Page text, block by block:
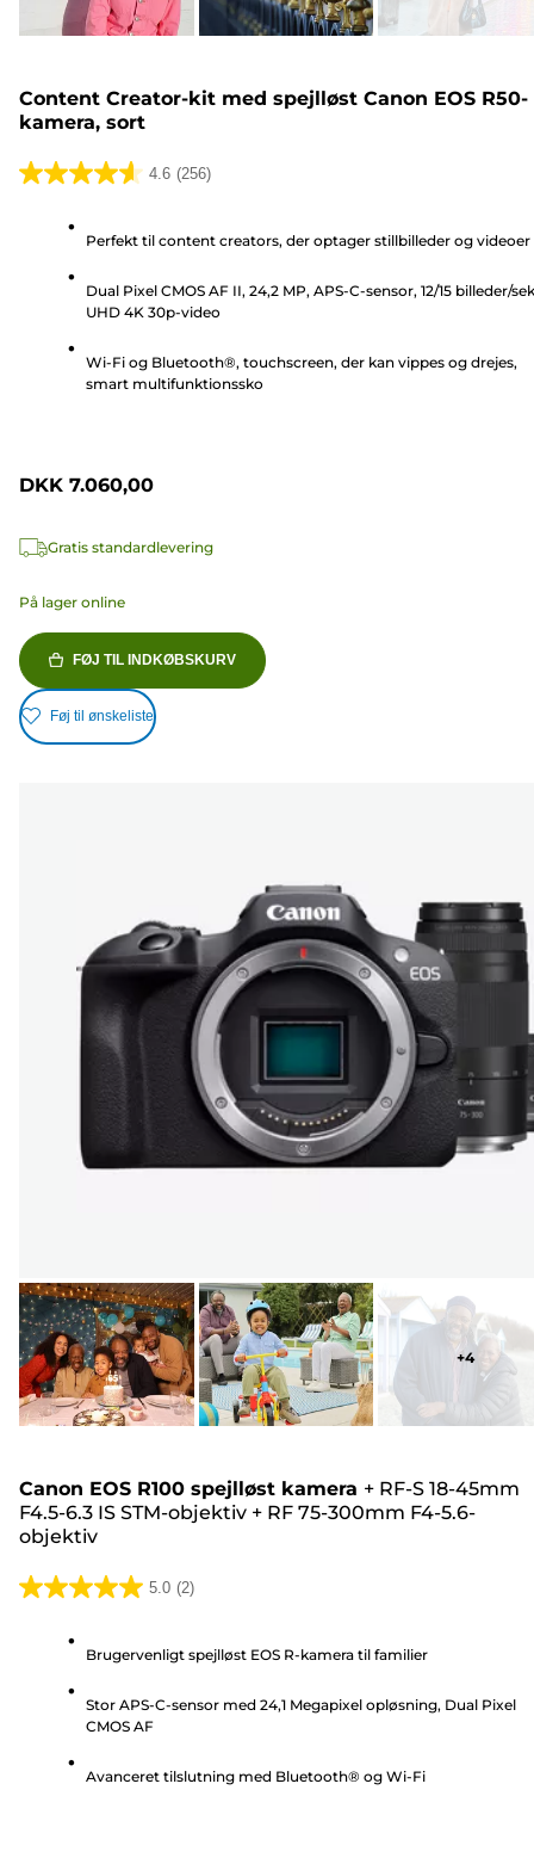
Content Creator-kit med spejlløst Canon EOS R50-
kamera, sort
4.6 (256)
4.6
stjerner.
anmeldelser
Perfekt til content creators, der optager stillbilleder og videoer
Dual Pixel CMOS AF II, 24,2 MP, APS-C-sensor, 12/15 billeder/
UHD 4K 30p-video
Wi-Fi og Bluetooth®, touchscreen, der kan vippes og drejes,
smart multifunktionssko
DKK 7.060,00
Gratis standardlevering
På lager online
FØJ TIL INDKØBSKURV
Føj til ønskeliste
+4
Canon EOS R100 spejlløst kamera + RF-S 18-45mm
F4.5-6.3 IS STM-objektiv + RF 75-300mm F4-5.6-
objektiv
5.0 (2)
5.0
stjerner.
anmeldelser
Brugervenligt spejlløst EOS R-kamera til familier
Stor APS-C-sensor med 24,1 Megapixel opløsning, Dual Pixel
CMOS AF
Avanceret tilslutning med Bluetooth® og Wi-Fi